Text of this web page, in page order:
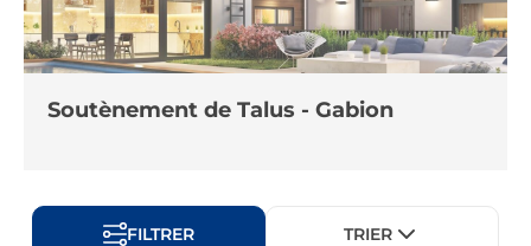
Soutènement de Talus - Gabion
FILTRER TRIER